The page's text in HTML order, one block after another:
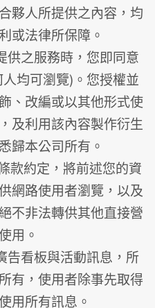
夥人所提供之內容，均
或法律所保障。
供之服務時，您即同意
均可瀏覽)。您授權並
、改編或以其他形式使
及利用該內容製作衍生
歸本公司所有。
款約定，將前述您的資
網路使用者瀏覽，以及
不非法轉供其他直接營
用。
告看板與活動訊息，所
有，使用者除事先取得
用所有訊息。